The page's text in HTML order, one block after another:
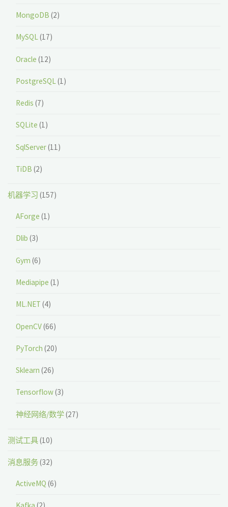
MongoDB (2)
MySQL(17)
Oracle (12)
PostgreSQL(1)
Redis (7)
SQLite (1)
SqlServer(11)
TiDB (2)
机器学习 (157)
AForge (1)
Dlib (3)
Gym (6)
Mediapipe (1)
ML.NET (4)
OpenCV(66)
PyTorch (20)
Sklearn (26)
Tensorflow(3)
神经网络/数学(27)
测试工具(10)
消息服务(32)
ActiveMQ (6)